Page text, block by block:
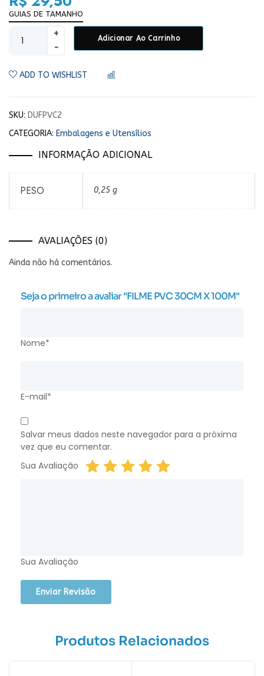
GUIAS DE TAMANHO
Adicionar Ao Carrinho
ADD TO WISHLIST
SKU: DUFPVC2
CATEGORIA: Embalagens e Utensílios
INFORMAÇÃO ADICIONAL
PESO 0,25 g
AVALIAÇÕES (0)
Ainda não há comentários.
Seja o primeiro a avaliar "FILME PVC 30CM X 100M"
Nome*
E-mail*
Salvar meus dados neste navegador para a próxima
vez que eu comentar.
Sua Avaliação
Sua Avaliação
Produtos Relacionados